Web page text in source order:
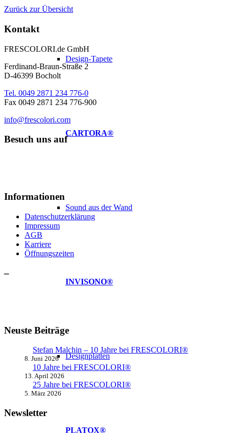
Design-Tapete
CARTORA®
Sound aus der Wand
INVISONO®
Designplatten
PLATOX®
Zurück zur Übersicht
Kontakt
FRESCOLORI.de GmbH
Ferdinand-Braun-Straße 2
D-46399 Bocholt
Tel. 0049 2871 234 776-0
Fax 0049 2871 234 776-900
info@frescolori.com
Besuch uns auf
Informationen
Datenschutzerklärung
Impressum
AGB
Karriere
Öffnungszeiten
–
Neuste Beiträge
Stefan Malchin – 10 Jahre bei FRESCOLORI®
8. Juni 2026
10 Jahre bei FRESCOLORI®
13. April 2026
25 Jahre bei FRESCOLORI®
5. März 2026
Newsletter